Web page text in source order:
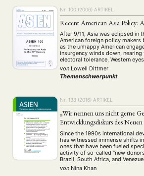
ENGLISH
Nr. 100 (2006) ARTIKEL
Recent American Asia Policy:
After 9/11, Asia was eclipsed in
American foreign policy makers
as the unhappy American
insurgency winds down,
electoral tolerance, Western
the world on which the Bush
to focus …
von Lowell Dittmer
Themenschwerpunkt
Nr. 138 (2016) ARTIKEL
„Wir nennen uns nicht gerne
Entwicklungsdiskurs des
Since the 1990s international
has witnessed immense shifts
ones that have been fueled
activity of so-called “new
Brazil, South Africa, and
to this heterogeneous group of
the Global South, mostly former
von Nina Khan